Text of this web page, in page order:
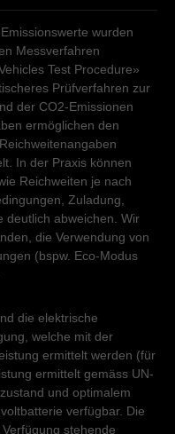
wurden
Messverfahren
Test Procedure»
Prüfverfahren zur
der CO2-Emissionen
ermöglichen den
In der Praxis können
Reichweiten je nach
Zuladung,
deutlich abweichen. Wir
die Verwendung von
(bspw. Eco-Modus
die elektrische
welche mit der
ermittelt werden (für
ermittelt gemäss UN-
und optimalem
verfügbar. Die
stehende